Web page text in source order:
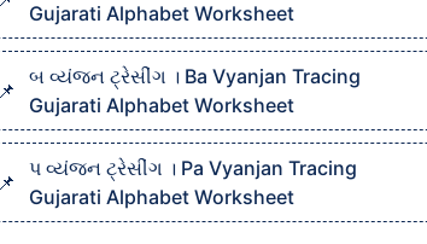
Gujarati Alphabet Worksheet
બ વ્યંજન ટ્રેસીંગ । Ba Vyanjan Tracing
Gujarati Alphabet Worksheet
પ વ્યંજન ટ્રેસીંગ । Pa Vyanjan Tracing
Gujarati Alphabet Worksheet